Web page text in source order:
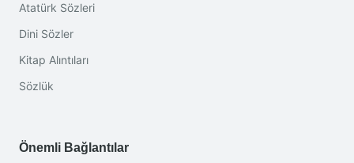
Atatürk Sözleri
Dini Sözler
Kitap Alıntıları
Sözlük
Önemli Bağlantılar